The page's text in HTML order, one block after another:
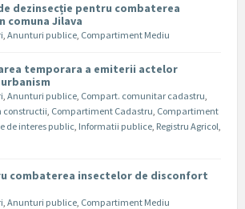
de dezinsecție pentru combaterea
comuna Jilava
, Anunturi publice, Compartiment Mediu
temporara a emiterii actelor
, Anunturi publice, Compart. comunitar cadastru,
constructii, Compartiment Cadastru, Compartiment
de interes public, Informatii publice, Registru Agricol,
combaterea insectelor de disconfort
, Anunturi publice, Compartiment Mediu